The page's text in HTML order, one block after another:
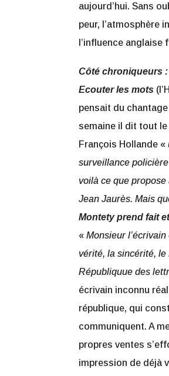
aujourd’hui. Sans
peur, l’atmosphère
l’influence
Côté chroniqueurs
Ecouter les mots
pensait du
semaine il dit tout le
François Hollande «
surveillance
voilà ce que
Jean Jaurès. Mais
Montety prend fait
«Monsieur
vérité, la sincérité,
Républiquue des
écrivain inconnu
république, qui
communiquent. A
propres ventes
impression de déjà